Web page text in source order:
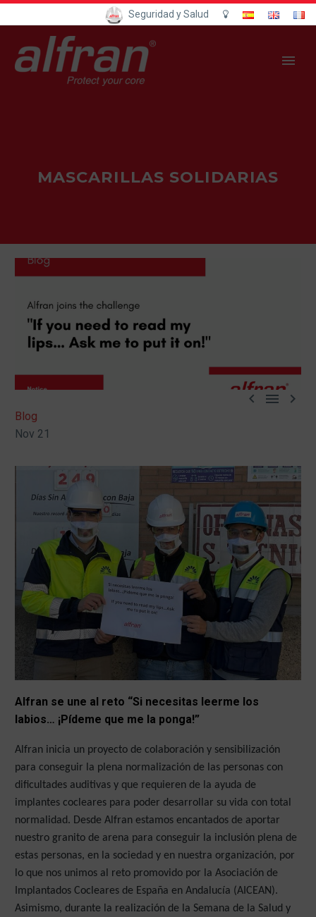
Seguridad y Salud
MASCARILLAS SOLIDARIAS
  
Blog
Nov 21
Alfran se une al reto “Si necesitas leerme los
labios… ¡Pídeme que me la ponga!”
Alfran inicia un proyecto de colaboración y sensibilización
para conseguir la plena normalización de las personas con
dificultades auditivas y que requieren de la ayuda de
implantes cocleares para poder desarrollar su vida con total
normalidad. Desde Alfran estamos encantados de aportar
nuestro granito de arena para conseguir la inclusión plena de
estas personas, en la sociedad y en nuestra organización, por
lo que nos unimos al reto promovido por la Asociación de
Implantados Cocleares de España en Andalucía (AICEAN).
Asimismo, durante la realización de la Semana de la Salud y